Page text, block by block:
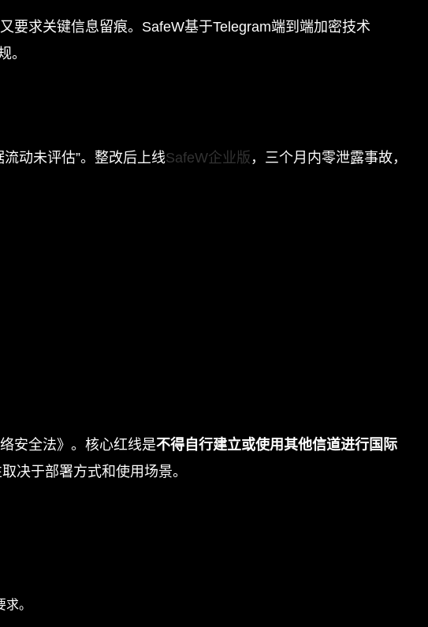
要求关键信息留痕。SafeW基于Telegram端到端加密技术
。
动未评估”。整改后上线SafeW企业版 ，三个月内零泄露事故，
安全法》。核心红线是不得自行建立或使用其他信道进行国际
决于部署方式和使用场景。
。